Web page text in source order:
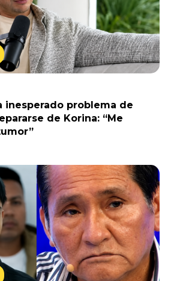
inesperado problema de
de Korina: “Me